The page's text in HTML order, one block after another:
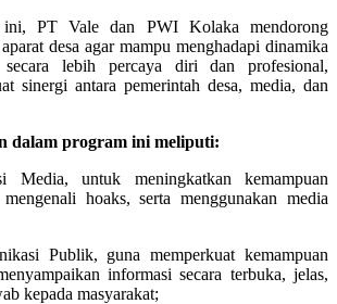
ini, PT Vale dan PWI Kolaka mendorong
desa agar mampu menghadapi dinamika
lebih percaya diri dan profesional,
sinergi antara pemerintah desa, media, dan
dalam program ini meliputi:
Media, untuk meningkatkan kemampuan
hoaks, serta menggunakan media
Publik, guna memperkuat kemampuan
informasi secara terbuka, jelas,
kepada masyarakat;